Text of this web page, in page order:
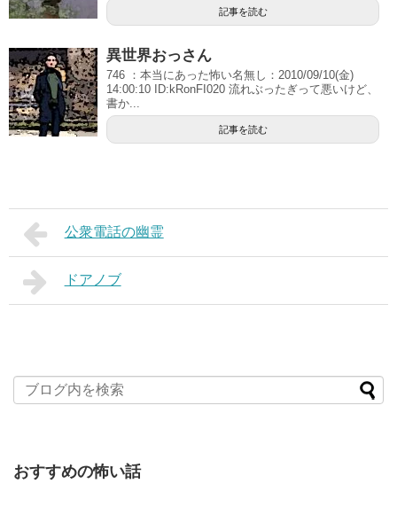
記事を読む
異世界おっさん
746 ：本当にあった怖い名無し：2010/09/10(金)
14:00:10 ID:kRonFI020 流れぶったぎって悪いけど、
書か...
記事を読む
公衆電話の幽霊
ドアノブ
おすすめの怖い話